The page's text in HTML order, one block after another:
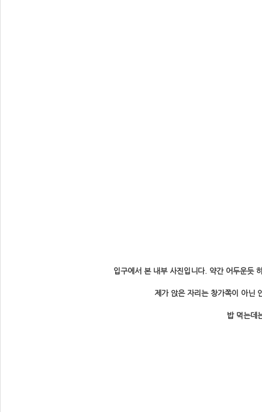
입구에서 본 내부 사진입니다. 약간 어두운듯
제가 앉은 자리는 창가쪽이 아닌
밥 먹는데